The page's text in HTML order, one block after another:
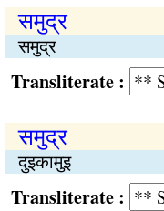
समुद्र
समुद्र
:
समुद्र
दुइकामुइ
: